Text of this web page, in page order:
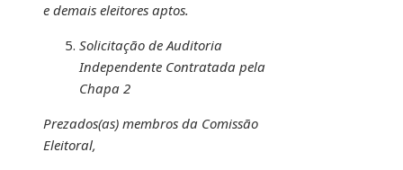
e demais eleitores aptos.
Solicitação de Auditoria
Independente Contratada pela
Chapa 2
Prezados(as) membros da Comissão
Eleitoral,